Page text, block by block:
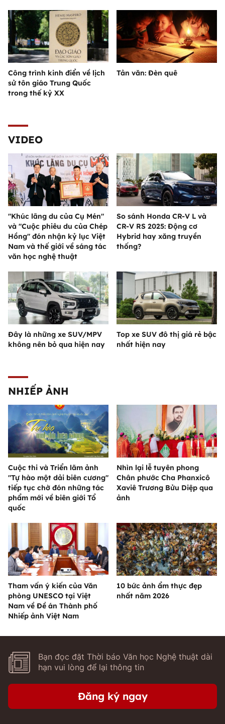
Công trình kinh điển về lịch
sử tôn giáo Trung Quốc
trong thế kỷ XX
Tản văn: Đèn quê
VIDEO
"Khúc lãng du của Cụ Mén"
và "Cuộc phiêu du của Chép
Hồng" đón nhận kỷ lục Việt
Nam và thế giới về sáng tác
văn học nghệ thuật
So sánh Honda CR-V L và
CR-V RS 2025: Động cơ
Hybrid hay xăng truyền
thống?
Đây là những xe SUV/MPV
không nên bỏ qua hiện nay
Top xe SUV đô thị giá rẻ bậc
nhất hiện nay
NHIẾP ẢNH
Cuộc thi và Triển lãm ảnh
"Tự hào một dải biên cương"
tiếp tục chờ đón những tác
phẩm mới về biên giới Tổ
quốc
Nhìn lại lễ tuyên phong
Chân phước Cha Phanxicô
Xaviê Trương Bửu Diệp qua
ảnh
Tham vấn ý kiến của Văn
phòng UNESCO tại Việt
Nam về Đề án Thành phố
Nhiếp ảnh Việt Nam
10 bức ảnh ẩm thực đẹp
nhất năm 2026
Bạn đọc đặt Thời báo Văn học Nghệ thuật dài
hạn vui lòng để lại thông tin
Đăng ký ngay